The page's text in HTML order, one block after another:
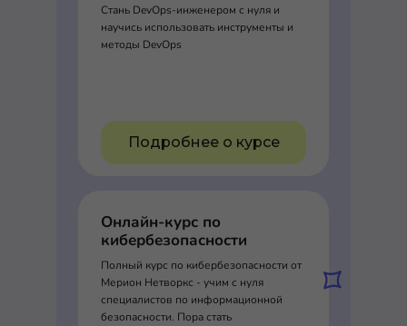
Стань DevOps-инженером с нуля и
научись использовать инструменты и
методы DevOps
Подробнее о курсе
Онлайн-курс по
кибербезопасности
Полный курс по кибербезопасности от
Мерион Нетворкс - учим с нуля
специалистов по информационной
безопасности. Пора стать